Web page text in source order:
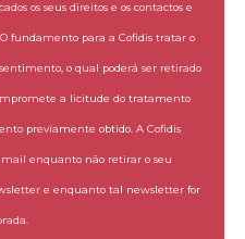
os seus direitos e os contactos e
fundamento para a Cofidis tratar o
o qual poderá ser retirado
a licitude do tratamento
previamente obtido. A Cofidis
mail enquanto não retirar o seu
e enquanto tal newsletter for